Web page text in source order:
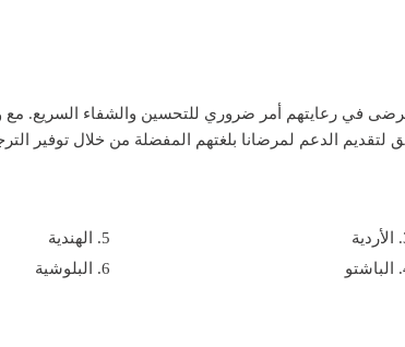
في رعايتهم أمر ضروري للتحسين والشفاء السريع. مع
لتقديم الدعم لمرضانا بلغتهم المفضلة من خلال توفير
الأردية
الباشتو
الهندية
البلوشية